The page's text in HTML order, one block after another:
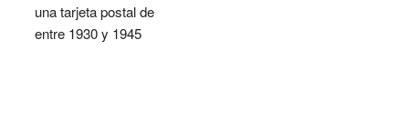
una tarjeta postal de
entre 1930 y 1945